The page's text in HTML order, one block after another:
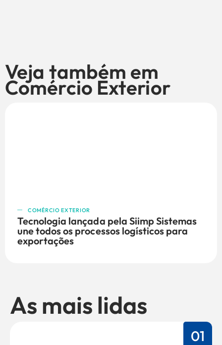
Veja também em
Comércio Exterior
COMÉRCIO EXTERIOR
Tecnologia lançada pela Siimp Sistemas
une todos os processos logísticos para
exportações
As mais lidas
01